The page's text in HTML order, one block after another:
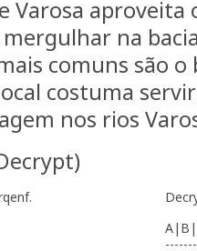
Varosa
na
comuns são
costuma
nos rios
)